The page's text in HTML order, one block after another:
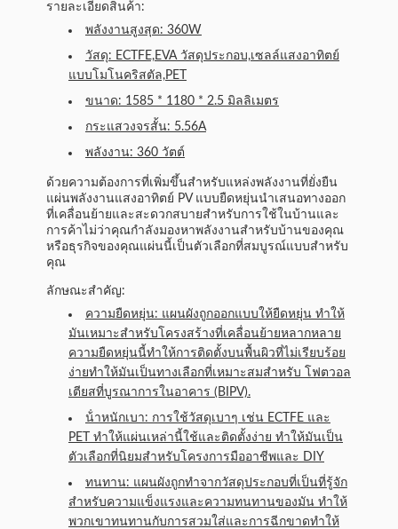
รายละเอียดสินค้า:
พลังงานสูงสุด: 360W
วัสดุ: ECTFE,EVA วัสดุประกอบ,เซลล์แสงอาทิตย์
แบบโมโนคริสตัล,PET
ขนาด: 1585 * 1180 * 2.5 มิลลิเมตร
กระแสวงจรสั้น: 5.56A
พลังงาน: 360 วัตต์
ด้วยความต้องการที่เพิ่มขึ้นสําหรับแหล่งพลังงานที่ยั่งยืน
แผ่นพลังงานแสงอาทิตย์ PV แบบยืดหยุ่นนําเสนอทางออก
ที่เคลื่อนย้ายและสะดวกสบายสําหรับการใช้ในบ้านและ
การค้าไม่ว่าคุณกําลังมองหาพลังงานสําหรับบ้านของคุณ
หรือธุรกิจของคุณแผ่นนี้เป็นตัวเลือกที่สมบูรณ์แบบสําหรับ
คุณ
ลักษณะสําคัญ:
ความยืดหยุ่น: แผนผังถูกออกแบบให้ยืดหยุ่น ทําให้
มันเหมาะสําหรับโครงสร้างที่เคลื่อนย้ายหลากหลาย
ความยืดหยุ่นนี้ทําให้การติดตั้งบนพื้นผิวที่ไม่เรียบร้อย
ง่ายทําให้มันเป็นทางเลือกที่เหมาะสมสําหรับ โฟตวอล
เตียสที่บูรณาการในอาคาร (BIPV).
น้ําหนักเบา: การใช้วัสดุเบาๆ เช่น ECTFE และ
PET ทําให้แผ่นเหล่านี้ใช้และติดตั้งง่าย ทําให้มันเป็น
ตัวเลือกที่นิยมสําหรับโครงการมืออาชีพและ DIY
ทนทาน: แผนผังถูกทําจากวัสดุประกอบที่เป็นที่รู้จัก
สําหรับความแข็งแรงและความทนทานของมัน ทําให้
พวกเขาทนทานกับการสวมใส่และการฉีกขาดทําให้